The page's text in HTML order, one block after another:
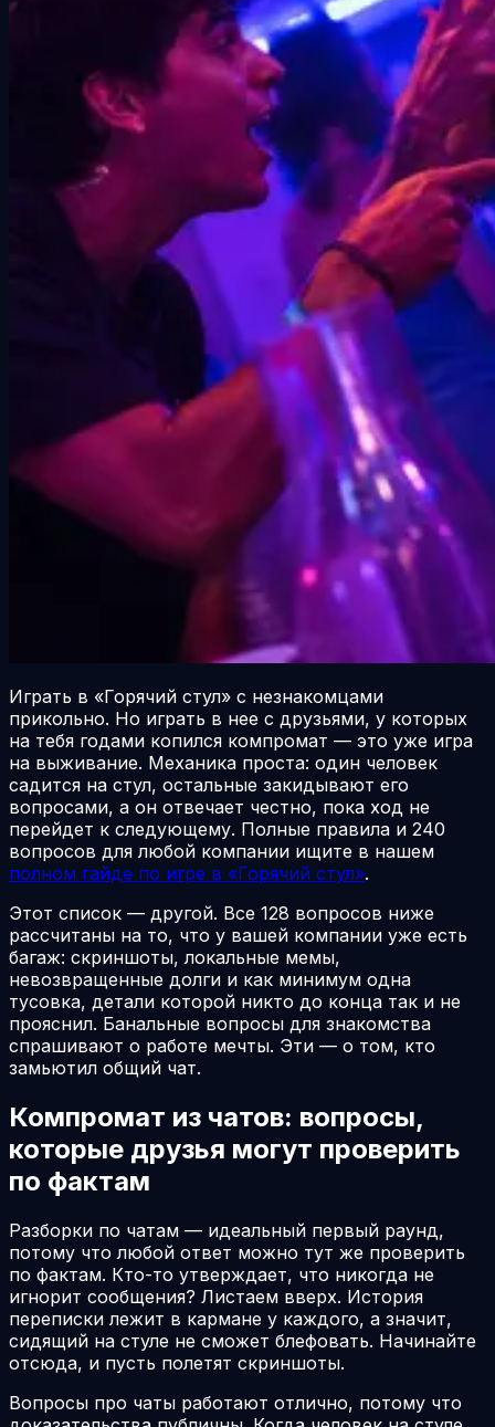
Играть в «Горячий стул» с незнакомцами
прикольно. Но играть в нее с друзьями, у которых
на тебя годами копился компромат — это уже игра
на выживание. Механика проста: один человек
садится на стул, остальные закидывают его
вопросами, а он отвечает честно, пока ход не
перейдет к следующему. Полные правила и 240
вопросов для любой компании ищите в нашем
полном гайде по игре в «Горячий стул».
Этот список — другой. Все 128 вопросов ниже
рассчитаны на то, что у вашей компании уже есть
багаж: скриншоты, локальные мемы,
невозвращенные долги и как минимум одна
тусовка, детали которой никто до конца так и не
прояснил. Банальные вопросы для знакомства
спрашивают о работе мечты. Эти — о том, кто
замьютил общий чат.
Компромат из чатов: вопросы,
которые друзья могут проверить
по фактам
Разборки по чатам — идеальный первый раунд,
потому что любой ответ можно тут же проверить
по фактам. Кто-то утверждает, что никогда не
игнорит сообщения? Листаем вверх. История
переписки лежит в кармане у каждого, а значит,
сидящий на стуле не сможет блефовать. Начинайте
отсюда, и пусть полетят скриншоты.
Вопросы про чаты работают отлично, потому что